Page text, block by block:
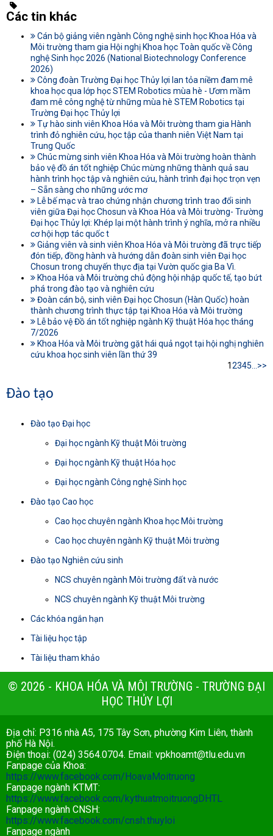
Các tin khác
Cán bộ giảng viên ngành Công nghệ sinh học Khoa Hóa và
Môi trường tham gia Hội nghị Khoa học Toàn quốc về Công
nghệ Sinh học 2026 (National Biotechnology Conference
2026)
Công đoàn Trường Đại học Thủy lợi lan tỏa niềm đam mê
khoa học qua lớp học STEM Robotics mùa hè - Ươm mầm
đam mê công nghệ từ những mùa hè STEM Robotics tại
Trường Đại học Thủy lợi
Tự hào sinh viên Khoa Hóa và Môi trường tham gia Hành
trình đỏ nghiên cứu, học tập của thanh niên Việt Nam tại
Trung Quốc
Chúc mừng sinh viên Khoa Hóa và Môi trường hoàn thành
bảo vệ đồ án tốt nghiệp Chúc mừng những thành quả sau
hành trình học tập và nghiên cứu, hành trình đại học trọn vẹn
– Sẵn sàng cho những ước mơ
Lễ bế mạc và trao chứng nhận chương trình trao đổi sinh
viên giữa Đại học Chosun và Khoa Hóa và Môi trường- Trường
Đại học Thủy lợi: Khép lại một hành trình ý nghĩa, mở ra nhiều
cơ hội hợp tác quốc t
Giảng viên và sinh viên Khoa Hóa và Môi trường đã trực tiếp
đón tiếp, đồng hành và hướng dẫn đoàn sinh viên Đại học
Chosun trong chuyến thực địa tại Vườn quốc gia Ba Vì.
Khoa Hóa và Môi trường chủ động hội nhập quốc tế, tạo bứt
phá trong đào tạo và nghiên cứu
Đoàn cán bộ, sinh viên Đại học Chosun (Hàn Quốc) hoàn
thành chương trình thực tập tại Khoa Hóa và Môi trường
Lễ bảo vệ Đồ án tốt nghiệp ngành Kỹ thuật Hóa học tháng
7/2026
Khoa Hóa và Môi trường gặt hái quả ngọt tại hội nghị nghiên
cứu khoa học sinh viên lần thứ 39
12345 >>
Đào tạo
Đào tạo Đại học
Đại học ngành Kỹ thuật Môi trường
Đại học ngành Kỹ thuật Hóa học
Đại học ngành Công nghệ Sinh học
Đào tạo Cao học
Cao học chuyên ngành Khoa học Môi trường
Cao học chuyên ngành Kỹ thuật Môi trường
Đào tạo Nghiên cứu sinh
NCS chuyên ngành Môi trường đất và nước
NCS chuyên ngành Kỹ thuật Môi trường
Các khóa ngắn hạn
Tài liệu học tập
Tài liệu tham khảo
© 2026 - KHOA HÓA VÀ MÔI TRƯỜNG - TRƯỜNG ĐẠI
HỌC THỦY LỢI
Địa chỉ: P316 nhà A5, 175 Tây Sơn, phường Kim Liên, thành
phố Hà Nội.
Điện thoại: (024) 3564.0704. Email: vpkhoamt@tlu.edu.vn
Fanpage của Khoa:
https://www.facebook.com/HoavaMoitruong
Fanpage ngành KTMT:
https://www.facebook.com/kythuatmoitruongDHTL
Fanpage ngành CNSH:
https://www.facebook.com/cnsh.thuyloi
Fanpage ngành